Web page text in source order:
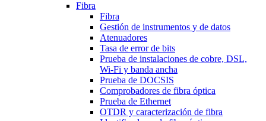
Fibra
Fibra
Gestión de instrumentos y de datos
Atenuadores
Tasa de error de bits
Prueba de instalaciones de cobre, DSL,
Wi-Fi y banda ancha
Prueba de DOCSIS
Comprobadores de fibra óptica
Prueba de Ethernet
OTDR y caracterización de fibra